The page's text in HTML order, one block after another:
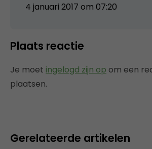
4 januari 2017 om 07:20
Plaats reactie
Je moet ingelogd zijn op om een
plaatsen.
Gerelateerde artikelen